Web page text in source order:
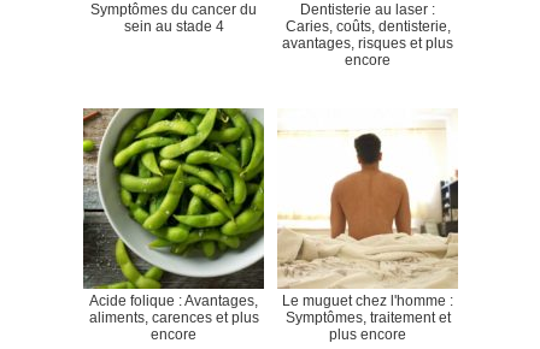
Symptômes du cancer du
sein au stade 4
Dentisterie au laser :
Caries, coûts, dentisterie,
avantages, risques et plus
encore
Acide folique : Avantages,
aliments, carences et plus
encore
Le muguet chez l'homme :
Symptômes, traitement et
plus encore